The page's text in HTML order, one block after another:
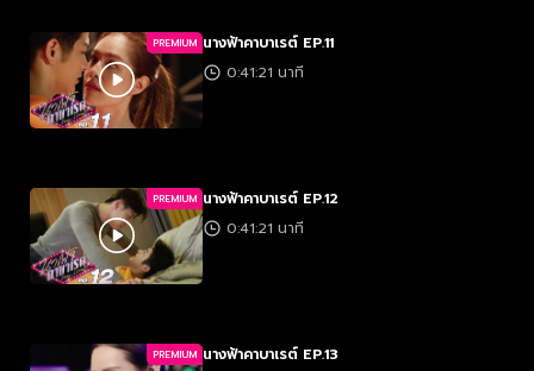
PREMIUM นางฟ้าคาบาเรต์ EP.11
0:41:21 นาที
PREMIUM นางฟ้าคาบาเรต์ EP.12
0:41:21 นาที
PREMIUM นางฟ้าคาบาเรต์ EP.13